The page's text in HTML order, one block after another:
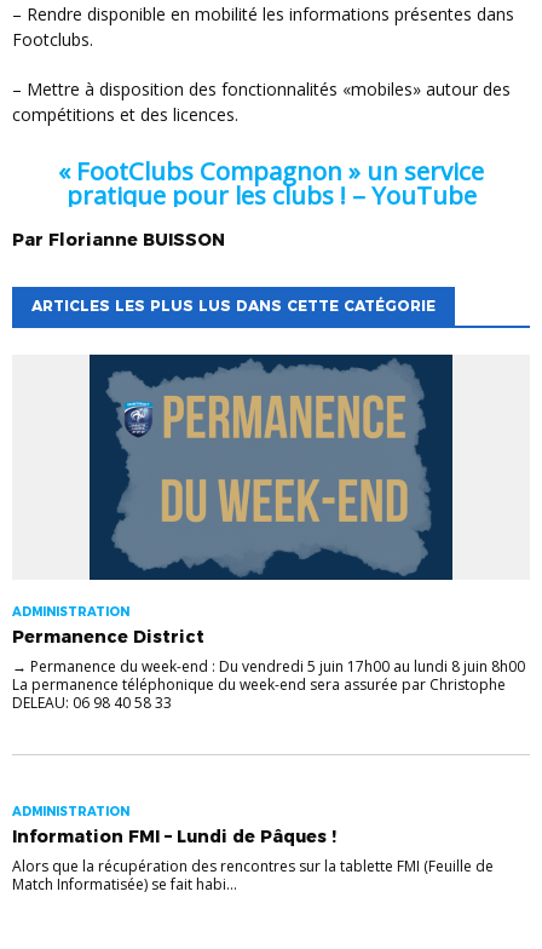
– Rendre disponible en mobilité les informations présentes dans
Footclubs.
– Mettre à disposition des fonctionnalités «mobiles» autour des
compétitions et des licences.
« FootClubs Compagnon » un service
pratique pour les clubs ! – YouTube
Par Florianne BUISSON
ARTICLES LES PLUS LUS DANS CETTE CATÉGORIE
ADMINISTRATION
Permanence District
→ Permanence du week-end : Du vendredi 5 juin 17h00 au lundi 8 juin 8h00
La permanence téléphonique du week-end sera assurée par Christophe
DELEAU: 06 98 40 58 33
ADMINISTRATION
Information FMI – Lundi de Pâques !
Alors que la récupération des rencontres sur la tablette FMI (Feuille de
Match Informatisée) se fait habi...